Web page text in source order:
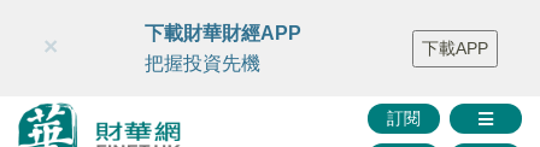
財華智庫網 FINTV FINMETA 財華證券 媒體矩陣
智庫沙龍
聯絡我們
訂閱
×
下載財華財經APP
把握投資先機
下載APP